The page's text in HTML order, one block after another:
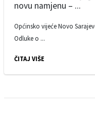
novu namjenu – ...
Općinsko vijeće Novo
Odluke o ...
ČITAJ VIŠE